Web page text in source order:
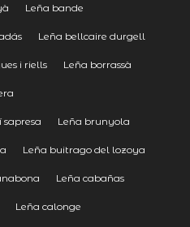
Leña bande
Leña bellcaire durgell
i riells Leña borrassà
Leña brunyola
Leña buitrago del lozoya
Leña cabañas
Leña calonge